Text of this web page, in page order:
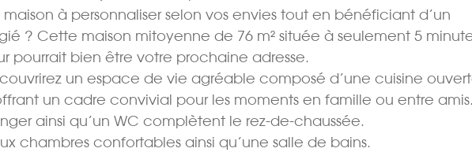
à personnaliser selon vos envies tout en bénéficiant d’un
? Cette maison mitoyenne de 76 m² située à seulement 5
pourrait bien être votre prochaine adresse.
un espace de vie agréable composé d’une cuisine
un cadre convivial pour les moments en famille ou entre
ainsi qu’un WC complètent le rez-de-chaussée.
chambres confortables ainsi qu’une salle de bains.